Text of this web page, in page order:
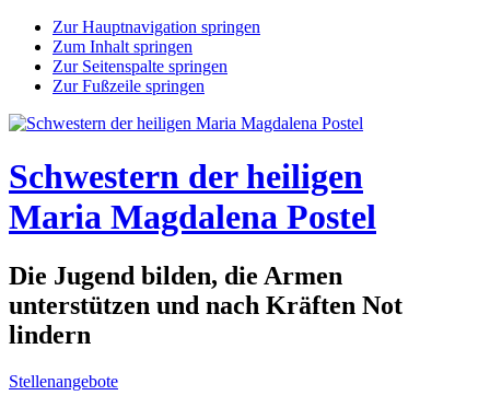
Zur Hauptnavigation springen
Zum Inhalt springen
Zur Seitenspalte springen
Zur Fußzeile springen
Schwestern der heiligen
Maria Magdalena Postel
Die Jugend bilden, die Armen
unterstützen und nach Kräften Not
lindern
Stellenangebote